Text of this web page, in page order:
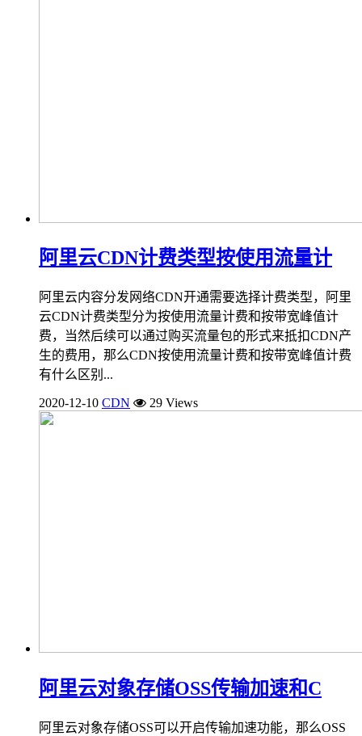
阿里云CDN计费类型按使用流量计
阿里云内容分发网络CDN开通需要选择计费类型，阿里
云CDN计费类型分为按使用流量计费和按带宽峰值计
费，当然后续可以通过购买流量包的形式来抵扣CDN产
生的费用，那么CDN按使用流量计费和按带宽峰值计费
有什么区别...
2020-12-10 CDN 29 Views
阿里云对象存储OSS传输加速和C
阿里云对象存储OSS可以开启传输加速功能，那么OSS